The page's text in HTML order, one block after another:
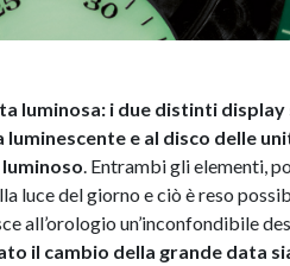
luminosa: i due distinti
e al disco delle
. Entrambi gli elementi,
luce del giorno e ciò è reso
all’orologio un’inconfondibile
il cambio della grande data